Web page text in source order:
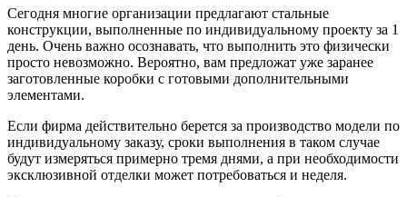
Сегодня многие организации предлагают стальные
конструкции, выполненные по индивидуальному проекту за 1
день. Очень важно осознавать, что выполнить это физически
просто невозможно. Вероятно, вам предложат уже заранее
заготовленные коробки с готовыми дополнительными
элементами.
Если фирма действительно берется за производство модели по
индивидуальному заказу, сроки выполнения в таком случае
будут измеряться примерно тремя днями, а при необходимости
эксклюзивной отделки может потребоваться и неделя.